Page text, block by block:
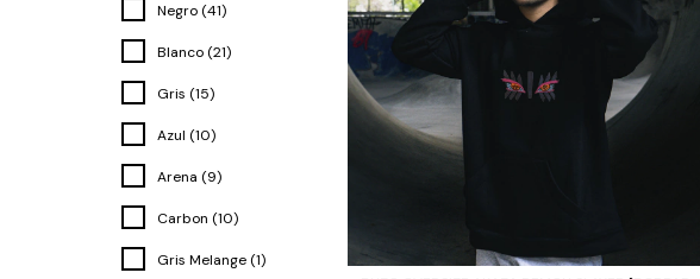
Negro (41)
Blanco (21)
Gris (15)
Azul (10)
Arena (9)
Carbon (10)
Gris Melange (1)